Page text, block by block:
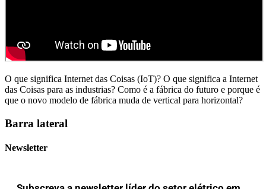
O que significa Internet das Coisas (IoT)? O que significa a Internet
das Coisas para as industrias? Como é a fábrica do futuro e porque é
que o novo modelo de fábrica muda de vertical para horizontal?
Barra lateral
Newsletter